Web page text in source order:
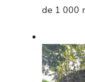
de 1 000